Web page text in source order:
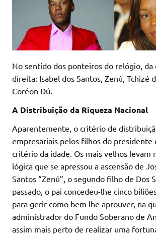
No sentido dos ponteiros do relógio, da
direita: Isabel dos Santos, Zenú, Tchizé
Coréon Dú.
A Distribuição da Riqueza Nacional
Aparentemente, o critério de
empresariais pelos filhos do presidente
critério da idade. Os mais velhos levam
lógica que se apressou a ascensão de
Santos “Zenú”, o segundo filho de Dos
passado, o pai concedeu-lhe cinco
para gerir como bem lhe aprouver, na
administrador do Fundo Soberano de
assim mais perto de realizar uma